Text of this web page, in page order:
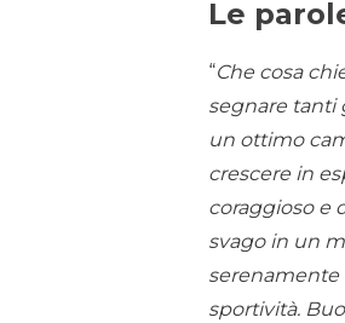
Le
“Che cosa
segnare tanti
un ottimo
crescere in
coraggioso e
svago in un
serenamente
sportività.